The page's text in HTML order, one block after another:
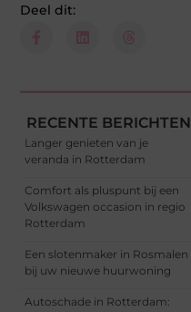
Deel dit:
RECENTE BERICHTEN
Langer genieten van je
veranda in Rotterdam
Comfort als pluspunt bij een
Volkswagen occasion in regio
Rotterdam
Een slotenmaker in Rosmalen
bij uw nieuwe huurwoning
Autoschade in Rotterdam: